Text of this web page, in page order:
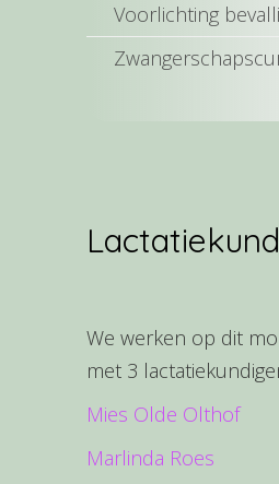
Voorlichting
We werken op dit
met 3
Mies Olde Olthof
Marlinda Roes